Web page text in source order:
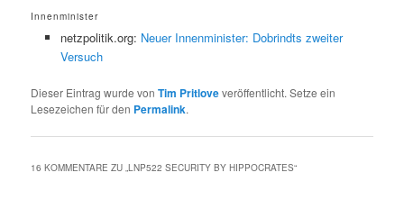
Innenminister
netzpolitik.org: Neuer Innenminister: Dobrindts zweiter
Versuch
Dieser Eintrag wurde vonTim Pritloveveröffentlicht. Setze ein
Lesezeichen für den Permalink.
16 KOMMENTARE ZU „LNP522 SECURITY BY HIPPOCRATES“